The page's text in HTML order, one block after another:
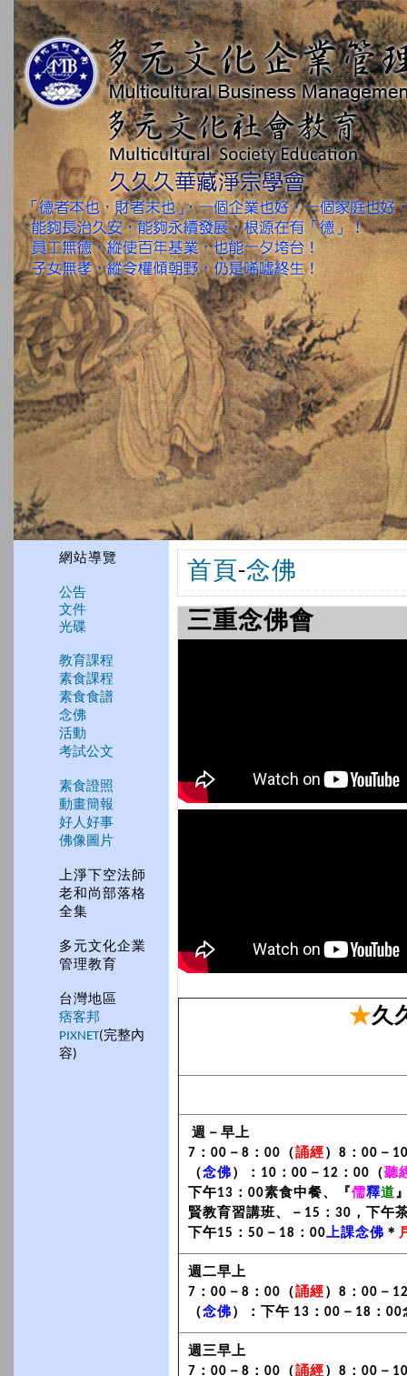
網站導覽
公告
文件
光碟
教育課程
素食課程
素食食譜
念佛
活動
考試公文
素食證照
動畫簡報
好人好事
佛像圖片
上淨下空法師
老和尚部落格
全集
多元文化企業
管理教育
台灣地區
痞客邦
PIXNET(完整內
容)
首頁-念佛
三重念佛會
★久
週－早上
7：00－8：00（ 誦經 ）8：00－
（ 念佛 ）：10：00－12：00（ 聽
下午13：00素食中餐、『 儒釋道
賢教育習講班、－15：30，下午
下午15：50－18：00上課念佛 ＊
週二早上
7：00－8：00（ 誦經 ）8：00－
（ 念佛 ）：下午 13：00－18：00
週三早上
7：00－8：00（ 誦經 ）8：00－